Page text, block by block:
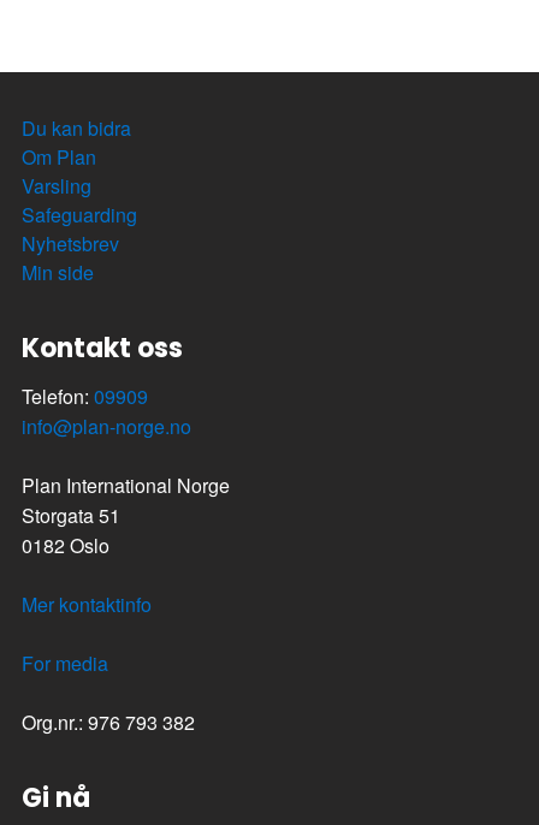
Du kan bidra
Om Plan
Varsling
Safeguarding
Nyhetsbrev
Min side
Kontakt oss
Telefon: 09909
info@plan-norge.no
Plan International Norge
Storgata 51
0182 Oslo
Mer kontaktinfo
For media
Org.nr.: 976 793 382
Gi nå